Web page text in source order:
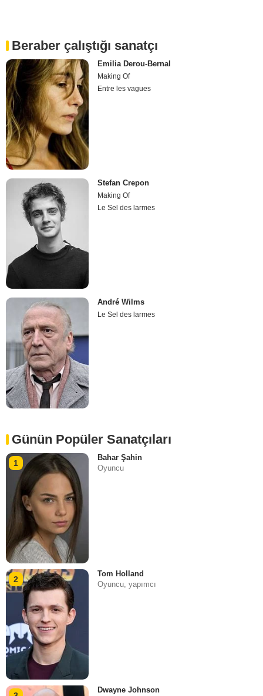
Beraber çalıştığı sanatçı
Emilia Derou-Bernal
Making Of
Entre les vagues
Stefan Crepon
Making Of
Le Sel des larmes
André Wilms
Le Sel des larmes
Günün Popüler Sanatçıları
1
Bahar Şahin
Oyuncu
2
Tom Holland
Oyuncu, yapımcı
Dwayne Johnson